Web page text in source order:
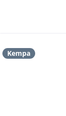
Kempa